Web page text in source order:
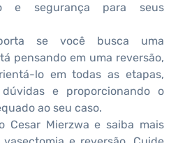
e segurança para seus
se você busca uma
pensando em uma reversão,
lo em todas as etapas,
e proporcionando o
ao seu caso.
Cesar Mierzwa e saiba mais